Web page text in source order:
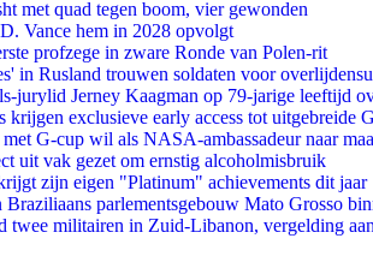
met quad tegen boom, vier gewonden
Vance hem in 2028 opvolgt
profzege in zware Ronde van Polen-rit
in Rusland trouwen soldaten voor
jurylid Jerney Kaagman op 79-jarige leeftijd
krijgen exclusieve early access tot uitgebreide
G-cup wil als NASA-ambassadeur naar
uit vak gezet om ernstig alcoholmisbruik
zijn eigen "Platinum" achievements dit jaar
Braziliaans parlementsgebouw Mato Grosso
twee militairen in Zuid-Libanon, vergelding